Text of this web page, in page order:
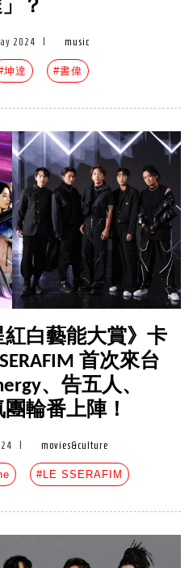
？
2024 music
坤達 #書偉
紅白藝能大賞》卡
首次來台
、告五人、
輪番上陣！
movies&culture
#LE SSERAFIM